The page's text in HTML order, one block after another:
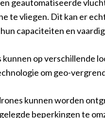
geautomatiseerde
te vliegen. Dit kan er
capaciteiten en
kunnen op verschillende
om geo-
kunnen worden
beperkingen te